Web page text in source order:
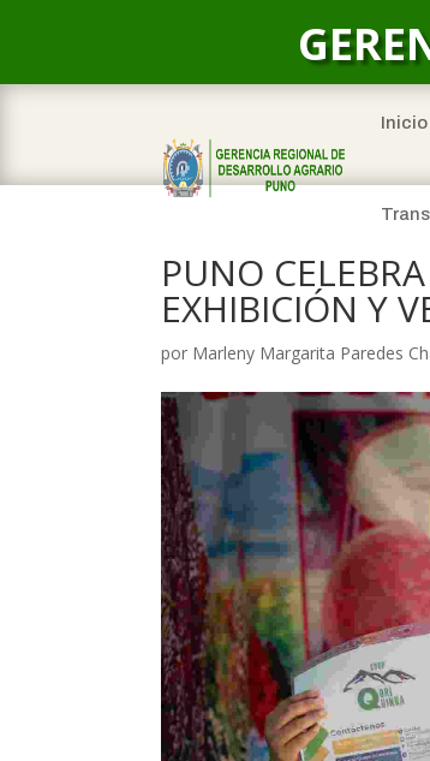
Inicio
PUNO
EXHIBICIÓN Y
por Marleny Margarita Paredes